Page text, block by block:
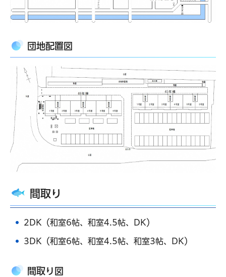
団地配置図
間取り
2DK（和室6帖、和室4.5帖、DK）
3DK（和室6帖、和室4.5帖、和室3帖、DK）
間取り図